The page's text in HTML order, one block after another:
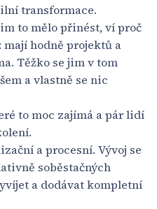
transformace.
to mělo přinést, ví proč
hodně projektů a
Těžko se jim v tom
a vlastně se nic
to moc zajímá a pár lidí
a procesní. Vývoj se
soběstačných
a dodávat kompletní